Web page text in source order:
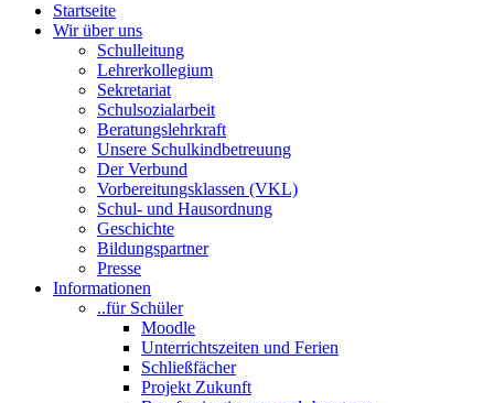
Startseite
Wir über uns
Schulleitung
Lehrerkollegium
Sekretariat
Schulsozialarbeit
Beratungslehrkraft
Unsere Schulkindbetreuung
Der Verbund
Vorbereitungsklassen (VKL)
Schul- und Hausordnung
Geschichte
Bildungspartner
Presse
Informationen
..für Schüler
Moodle
Unterrichtszeiten und Ferien
Schließfächer
Projekt Zukunft